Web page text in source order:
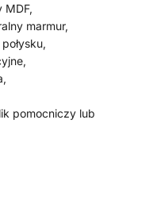
MDF,
marmur,
pomocniczy lub